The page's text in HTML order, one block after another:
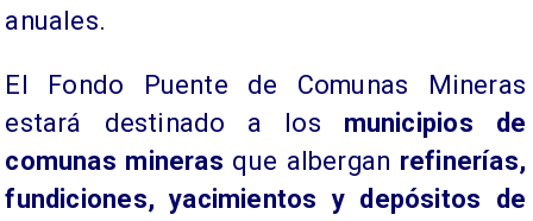
anuales.
​El Fondo Puente de Comunas Mineras
estará destinado a los municipios de
comunas mineras que albergan refinerías,
fundiciones, yacimientos y depósitos de